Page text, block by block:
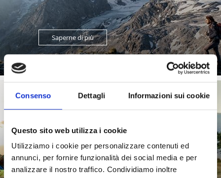
Consenso Dettagli Informazioni sui cookie
Questo sito web utilizza i cookie
Utilizziamo i cookie per personalizzare contenuti ed
annunci, per fornire funzionalità dei social media e per
analizzare il nostro traffico. Condividiamo inoltre
Saperne di più
(E-)MOUNTAIN BIKE
80 trail perfettamente segnalati, panorami mozzafiato,
bellezza, ...